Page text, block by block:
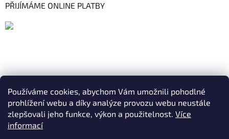
Používáme cookies, abychom Vám umožnili pohodlné
prohlížení webu a díky analýze provozu webu neustále
zlepšovali jeho funkce, výkon a použitelnost. Více
informací
PŘIJÍMÁME ONLINE PLATBY